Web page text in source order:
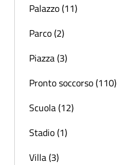
Palazzo (11)
Parco (2)
Piazza (3)
Pronto soccorso (110)
Scuola (12)
Stadio (1)
Villa (3)